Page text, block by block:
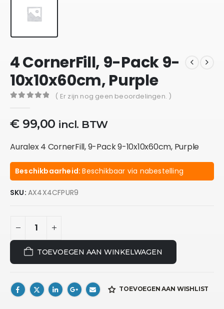
4 CornerFill, 9-Pack 9-
10x10x60cm, Purple
( Er zijn nog geen beoordelingen. )
€99,00 incl. BTW
Auralex 4 CornerFill, 9-Pack 9-10x10x60cm, Purple
Beschikbaarheid:Beschikbaar via nabestelling
SKU: AX4X4CFPUR9
TOEVOEGEN AAN WINKELWAGEN
TOEVOEGEN AAN WISHLIST